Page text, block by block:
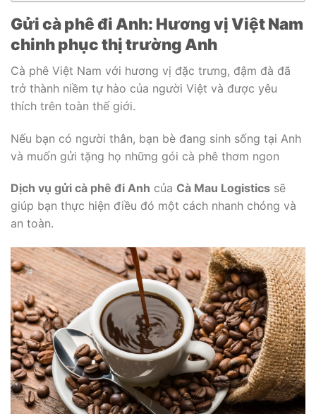
Gửi cà phê đi Anh: Hương vị Việt Nam
chinh phục thị trường Anh
Cà phê Việt Nam với hương vị đặc trưng, đậm đà đã
trở thành niềm tự hào của người Việt và được yêu
thích trên toàn thế giới.
Nếu bạn có người thân, bạn bè đang sinh sống tại Anh
và muốn gửi tặng họ những gói cà phê thơm ngon
Dịch vụ gửi cà phê đi Anh của Cà Mau Logistics sẽ
giúp bạn thực hiện điều đó một cách nhanh chóng và
an toàn.